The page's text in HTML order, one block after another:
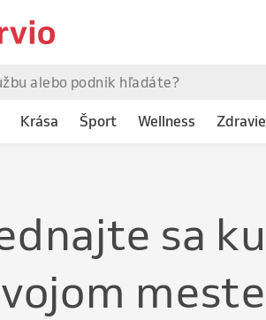
Krása Šport Wellness Zdravie
s
meste